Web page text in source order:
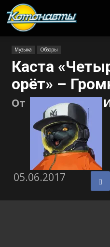
Музыка Обзоры
Каста
орёт» –
От
05.06.2017